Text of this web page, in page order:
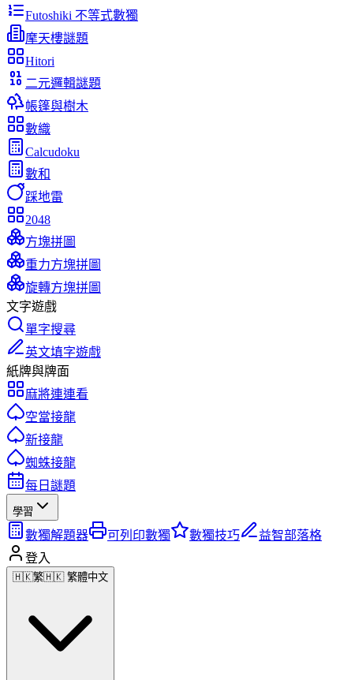
Futoshiki 不等式數獨
摩天樓謎題
Hitori
二元邏輯謎題
帳篷與樹木
數織
Calcudoku
數和
踩地雷
2048
方塊拼圖
重力方塊拼圖
旋轉方塊拼圖
文字遊戲
單字搜尋
英文填字遊戲
紙牌與牌面
麻將連連看
空當接龍
新接龍
蜘蛛接龍
每日謎題
學習
數獨解題器 可列印數獨 數獨技巧
益智部落格
登入
🇭🇰繁🇭🇰 繁體中文